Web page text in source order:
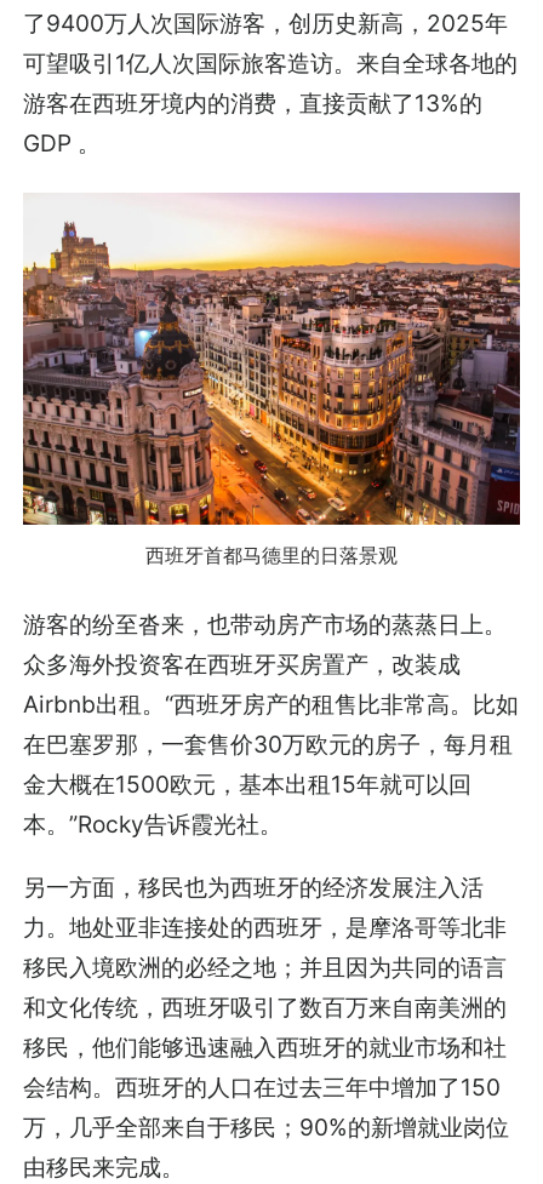
了9400万人次国际游客，创历史新高，2025年
可望吸引1亿人次国际旅客造访。来自全球各地的
游客在西班牙境内的消费，直接贡献了13%的
GDP 。
西班牙首都马德里的日落景观
游客的纷至沓来，也带动房产市场的蒸蒸日上。
众多海外投资客在西班牙买房置产，改装成
Airbnb出租。“西班牙房产的租售比非常高。比如
在巴塞罗那，一套售价30万欧元的房子，每月租
金大概在1500欧元，基本出租15年就可以回
本。”Rocky告诉霞光社。
另一方面，移民也为西班牙的经济发展注入活
力。地处亚非连接处的西班牙，是摩洛哥等北非
移民入境欧洲的必经之地；并且因为共同的语言
和文化传统，西班牙吸引了数百万来自南美洲的
移民，他们能够迅速融入西班牙的就业市场和社
会结构。西班牙的人口在过去三年中增加了150
万，几乎全部来自于移民；90%的新增就业岗位
由移民来完成。